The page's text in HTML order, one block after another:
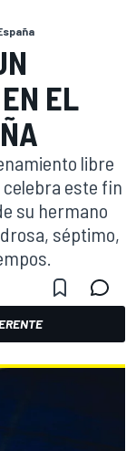
EL
libre
celebra este fin
su hermano
séptimo,